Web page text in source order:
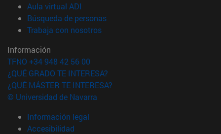
Aula virtual ADI
Búsqueda de personas(abre en nueva ventana)
Trabaja con nosotros(abre en nueva ventana)
Información
TFNO +34 948 42 56 00
¿QUÉ GRADO TE INTERESA?
¿QUÉ MÁSTER TE INTERESA?
© Universidad de Navarra
Información legal
Accesibilidad